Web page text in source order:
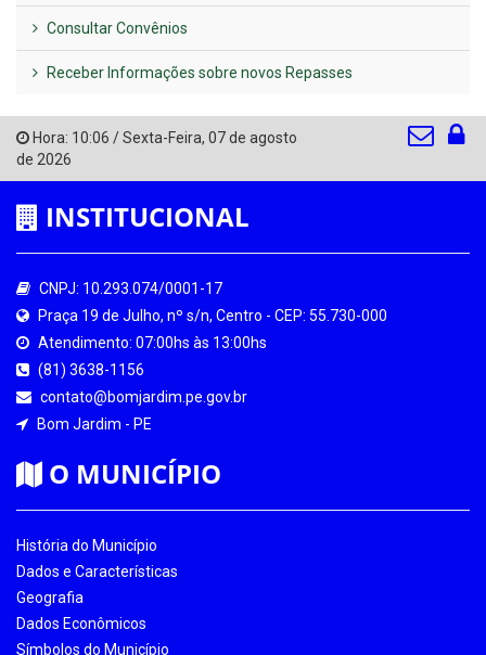
Consultar Convênios
Receber Informações sobre novos Repasses
Hora: 10:06 /Sexta-Feira, 07 de agosto
de 2026
INSTITUCIONAL
CNPJ: 10.293.074/0001-17
Praça 19 de Julho, nº s/n, Centro - CEP: 55.730-000
Atendimento: 07:00hs às 13:00hs
(81) 3638-1156
contato@bomjardim.pe.gov.br
Bom Jardim - PE
O MUNICÍPIO
História do Município
Dados e Características
Geografia
Dados Econômicos
Símbolos do Município